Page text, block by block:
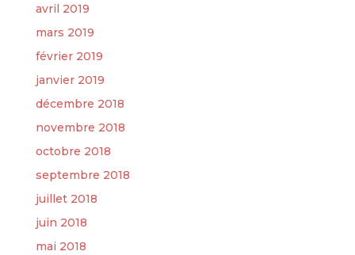
avril 2019
mars 2019
février 2019
janvier 2019
décembre 2018
novembre 2018
octobre 2018
septembre 2018
juillet 2018
juin 2018
mai 2018